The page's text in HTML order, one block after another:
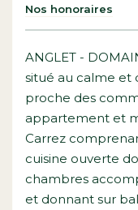
Nos honoraires
ANGLET -
situé au calme et
proche des
appartement et
Carrez
cuisine ouverte
chambres
et donnant sur